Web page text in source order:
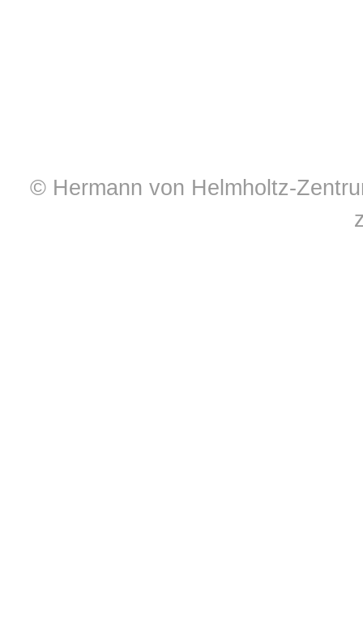
© Hermann von Helmholtz-